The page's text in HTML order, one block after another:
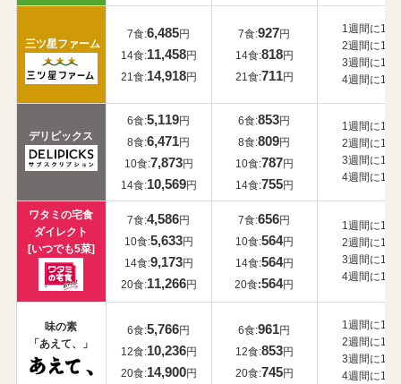
三ツ星ファーム
7食:6,485円
14食:11,458円
21食:14,918円
7食:927円
14食:818円
21食:711円
1週間に1回
2週間に1回
3週間に1回
4週間に1回
デリピックス
6食:5,119円
8食:6,471円
10食:7,873円
14食:10,569円
6食:853円
8食:809円
10食:787円
14食:755円
1週間に1回
2週間に1回
3週間に1回
4週間に1回
ワタミの宅食
ダイレクト
[いつでも5菜]
7食:4,586円
10食:5,633円
14食:9,173円
20食:11,266円
7食:656円
10食:564円
14食:564円
20食:564円
1週間に1回
2週間に1回
3週間に1回
4週間に1回
味の素
「あえて、」
6食:5,766円
12食:10,236円
20食:14,900円
6食:961円
12食:853円
20食:745円
1週間に1回
2週間に1回
3週間に1回
4週間に1回